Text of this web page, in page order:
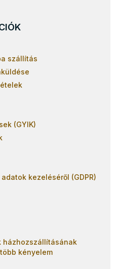
szállítás
(GYIK)
kezeléséről (GDPR)
házhozszállításának
kényelem